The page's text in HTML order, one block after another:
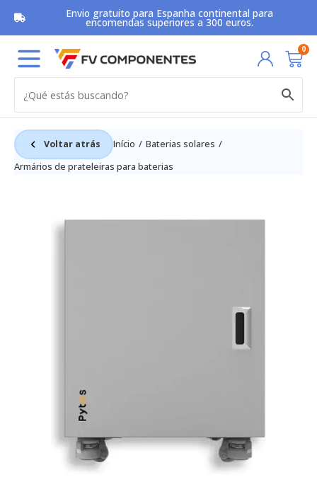
content
Envio gratuito para Espanha continental para
encomendas superiores a 300 euros.
0
Voltar atrás Início
Baterias solares
Armários de prateleiras para baterias